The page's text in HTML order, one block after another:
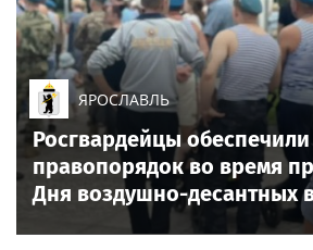
ЯРОСЛАВЛЬ
Росгвардейцы обеспечили
правопорядок во время
Дня воздушно-десантных